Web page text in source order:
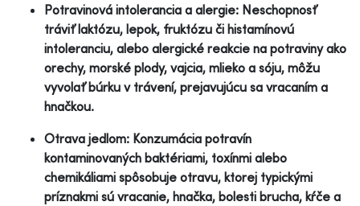
Potravinová intolerancia a alergie: Neschopnosť
tráviť laktózu, lepok, fruktózu či histamínovú
intoleranciu, alebo alergické reakcie na potraviny ako
orechy, morské plody, vajcia, mlieko a sóju, môžu
vyvolať búrku v trávení, prejavujúcu sa vracaním a
hnačkou.
Otrava jedlom: Konzumácia potravín
kontaminovaných baktériami, toxínmi alebo
chemikáliami spôsobuje otravu, ktorej typickými
príznakmi sú vracanie, hnačka, bolesti brucha, kŕče a